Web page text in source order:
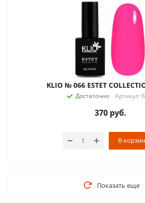
KLIO № 066 ESTET
Достаточно Артикул:
370руб.
В
Показать еще